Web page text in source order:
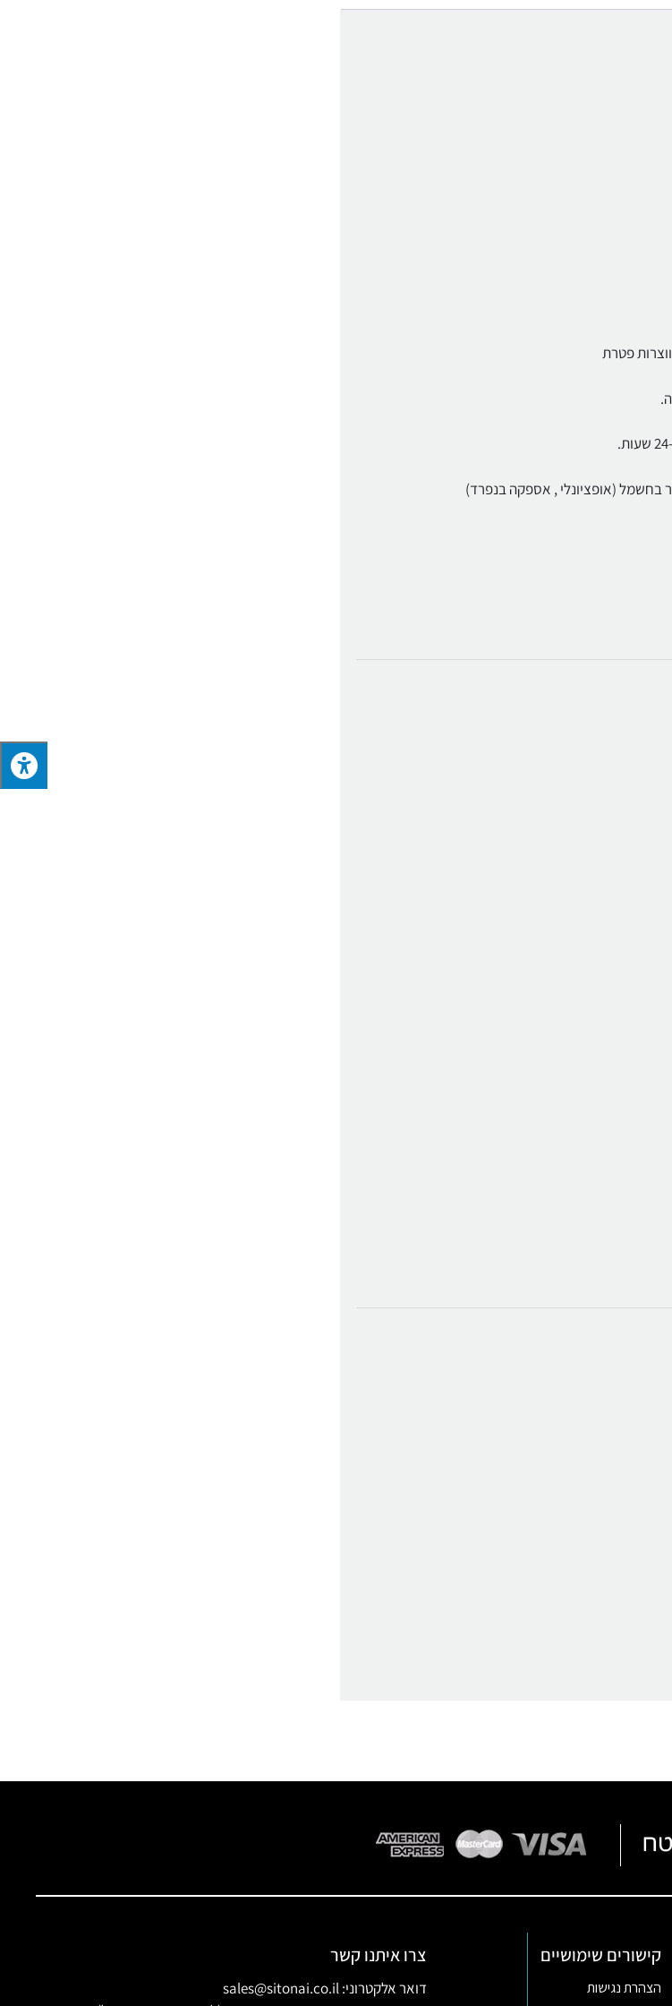
בחשמל (אופציונלי , אספקה בנפרד)
קישורים שימושיים
הצהרת נגישות
צרו איתנו קשר
דואר אלקטרוני: sales@sitonai.co.il